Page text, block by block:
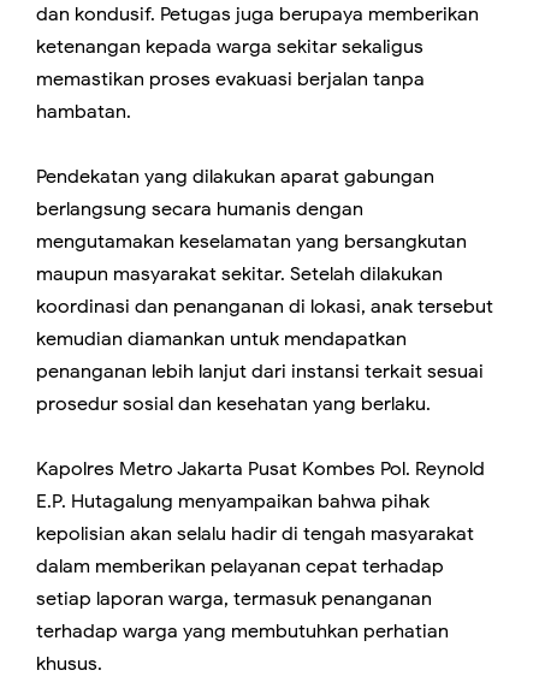
dan kondusif. Petugas juga berupaya memberikan
ketenangan kepada warga sekitar sekaligus
memastikan proses evakuasi berjalan tanpa
hambatan.
Pendekatan yang dilakukan aparat gabungan
berlangsung secara humanis dengan
mengutamakan keselamatan yang bersangkutan
maupun masyarakat sekitar. Setelah dilakukan
koordinasi dan penanganan di lokasi, anak tersebut
kemudian diamankan untuk mendapatkan
penanganan lebih lanjut dari instansi terkait sesuai
prosedur sosial dan kesehatan yang berlaku.
Kapolres Metro Jakarta Pusat Kombes Pol. Reynold
E.P. Hutagalung menyampaikan bahwa pihak
kepolisian akan selalu hadir di tengah masyarakat
dalam memberikan pelayanan cepat terhadap
setiap laporan warga, termasuk penanganan
terhadap warga yang membutuhkan perhatian
khusus.